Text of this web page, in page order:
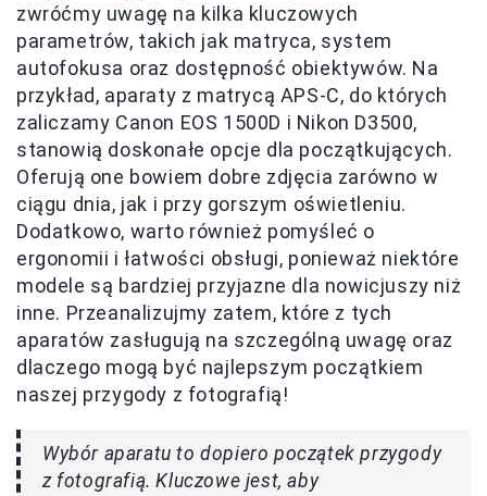
zwróćmy uwagę na kilka kluczowych
parametrów, takich jak matryca, system
autofokusa oraz dostępność obiektywów. Na
przykład, aparaty z matrycą APS-C, do których
zaliczamy Canon EOS 1500D i Nikon D3500,
stanowią doskonałe opcje dla początkujących.
Oferują one bowiem dobre zdjęcia zarówno w
ciągu dnia, jak i przy gorszym oświetleniu.
Dodatkowo, warto również pomyśleć o
ergonomii i łatwości obsługi, ponieważ niektóre
modele są bardziej przyjazne dla nowicjuszy niż
inne. Przeanalizujmy zatem, które z tych
aparatów zasługują na szczególną uwagę oraz
dlaczego mogą być najlepszym początkiem
naszej przygody z fotografią!
Wybór aparatu to dopiero początek przygody
z fotografią. Kluczowe jest, aby